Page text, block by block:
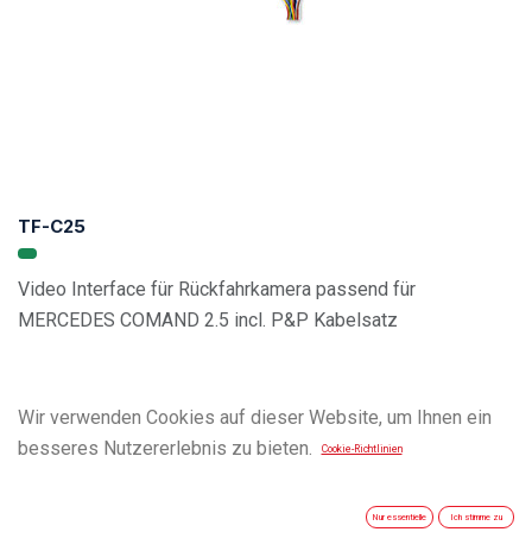
TF-C25
Video Interface für Rückfahrkamera passend für
MERCEDES COMAND 2.5 incl. P&P Kabelsatz
Wir verwenden Cookies auf dieser Website, um Ihnen ein
besseres Nutzererlebnis zu bieten.
Cookie-Richtlinien
Nur essentielle Ich stimme zu